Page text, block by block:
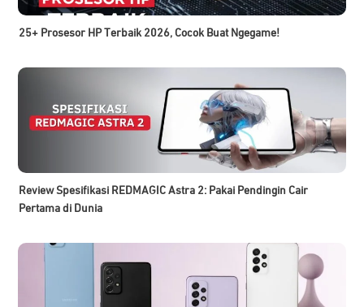
25+ Prosesor HP Terbaik 2026, Cocok Buat Ngegame!
Review Spesifikasi REDMAGIC Astra 2: Pakai Pendingin Cair
Pertama di Dunia